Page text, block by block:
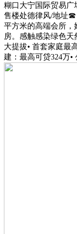
糊口大宁国际贸易广
售楼处德律风/地址☎
平方米的高端会所，
房。感触感染绿色
大提拔• 首套家庭最
建：最高可贷324万•